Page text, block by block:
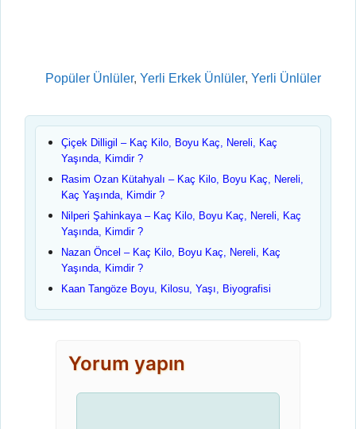
Kategoriler
Popüler Ünlüler, Yerli Erkek Ünlüler, Yerli Ünlüler
Çiçek Dilligil – Kaç Kilo, Boyu Kaç, Nereli, Kaç
Yaşında, Kimdir ?
Rasim Ozan Kütahyalı – Kaç Kilo, Boyu Kaç, Nereli,
Kaç Yaşında, Kimdir ?
Nilperi Şahinkaya – Kaç Kilo, Boyu Kaç, Nereli, Kaç
Yaşında, Kimdir ?
Nazan Öncel – Kaç Kilo, Boyu Kaç, Nereli, Kaç
Yaşında, Kimdir ?
Kaan Tangöze Boyu, Kilosu, Yaşı, Biyografisi
Yorum yapın